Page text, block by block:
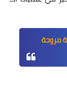
مروحة